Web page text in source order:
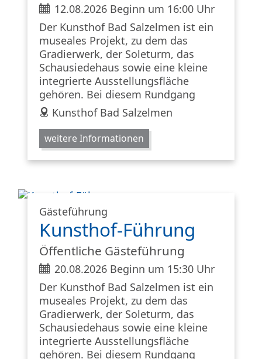
ticket12.08.2026 Beginn um 16:00 Uhr
Der Kunsthof Bad Salzelmen ist ein
museales Projekt, zu dem das
Gradierwerk, der Soleturm, das
Schausiedehaus sowie eine kleine
integrierte Ausstellungsfläche
gehören. Bei diesem Rundgang
address
Kunsthof Bad Salzelmen
weitere Informationen
Gästeführung
Kunsthof-Führung
Öffentliche Gästeführung
ticket20.08.2026 Beginn um 15:30 Uhr
Der Kunsthof Bad Salzelmen ist ein
museales Projekt, zu dem das
Gradierwerk, der Soleturm, das
Schausiedehaus sowie eine kleine
integrierte Ausstellungsfläche
gehören. Bei diesem Rundgang